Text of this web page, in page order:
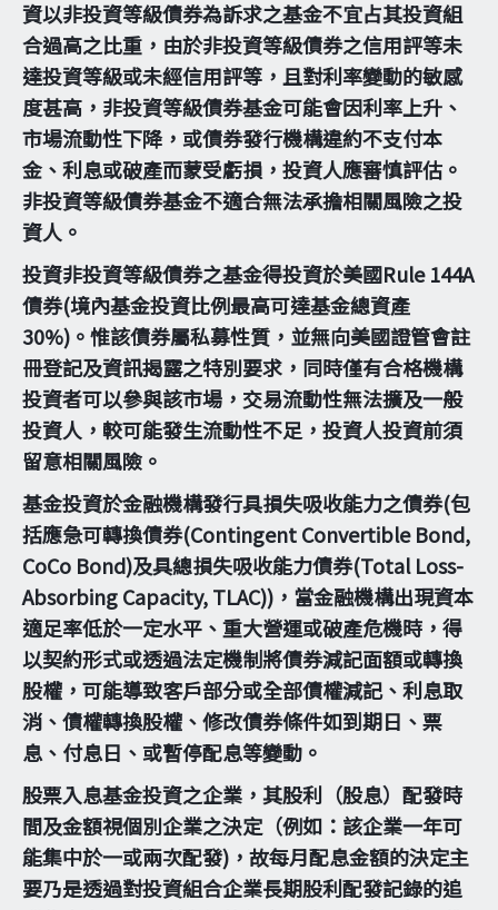
資以非投資等級債券為訴求之基金不宜占其投資組
合過高之比重，由於非投資等級債券之信用評等未
達投資等級或未經信用評等，且對利率變動的敏感
度甚高，非投資等級債券基金可能會因利率上升、
市場流動性下降，或債券發行機構違約不支付本
金、利息或破產而蒙受虧損，投資人應審慎評估。
非投資等級債券基金不適合無法承擔相關風險之投
資人。
投資非投資等級債券之基金得投資於美國Rule 144A
債券(境內基金投資比例最高可達基金總資產
30%)。惟該債券屬私募性質，並無向美國證管會註
冊登記及資訊揭露之特別要求，同時僅有合格機構
投資者可以參與該市場，交易流動性無法擴及一般
投資人，較可能發生流動性不足，投資人投資前須
留意相關風險。
基金投資於金融機構發行具損失吸收能力之債券(包
括應急可轉換債券(Contingent Convertible Bond,
CoCo Bond)及具總損失吸收能力債券(Total Loss-
Absorbing Capacity, TLAC))，當金融機構出現資本
適足率低於一定水平、重大營運或破產危機時，得
以契約形式或透過法定機制將債券減記面額或轉換
股權，可能導致客戶部分或全部債權減記、利息取
消、債權轉換股權、修改債券條件如到期日、票
息、付息日、或暫停配息等變動。
股票入息基金投資之企業，其股利（股息）配發時
間及金額視個別企業之決定（例如：該企業一年可
能集中於一或兩次配發)，故每月配息金額的決定主
要乃是透過對投資組合企業長期股利配發記錄的追